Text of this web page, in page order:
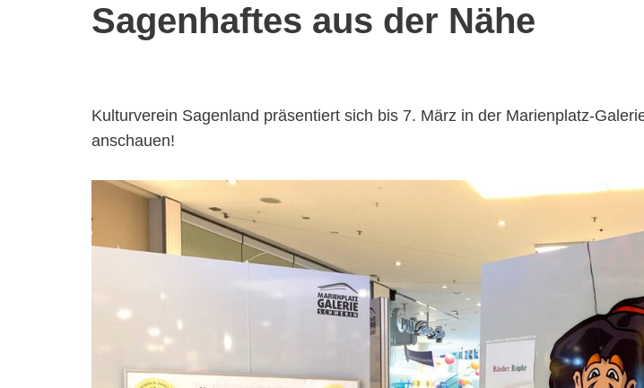
Sagenhaftes aus der Nähe
Kulturverein Sagenland präsentiert sich bis 7. März in der Marienplatz-
anschauen!